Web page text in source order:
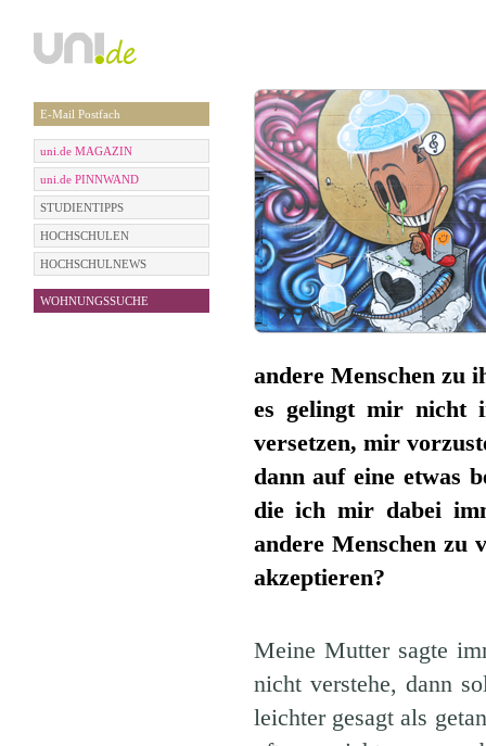
E-Mail Postfach
uni.de MAGAZIN
uni.de PINNWAND
STUDIENTIPPS
HOCHSCHULEN
HOCHSCHULNEWS
WOHNUNGSSUCHE
andere Menschen zu
es gelingt mir nicht
versetzen, mir
dann auf eine etwas
die ich mir dabei
andere Menschen zu
akzeptieren?
Meine Mutter sagte
nicht verstehe, dann
leichter gesagt als